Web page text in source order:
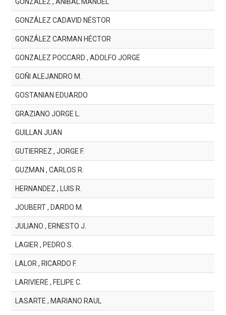
GONZÁLEZ CADAVID NÉSTOR
GONZÁLEZ CARMAN HÉCTOR
GONZALEZ POCCARD , ADOLFO JORGE
GOÑI ALEJANDRO M.
GOSTANIAN EDUARDO
GRAZIANO JORGE L.
GUILLAN JUAN
GUTIERREZ , JORGE F.
GUZMAN , CARLOS R.
HERNANDEZ , LUIS R.
JOUBERT , DARDO M.
JULIANO , ERNESTO J.
LAGIER , PEDRO S.
LALOR , RICARDO F.
LARIVIERE , FELIPE C.
LASARTE , MARIANO RAUL